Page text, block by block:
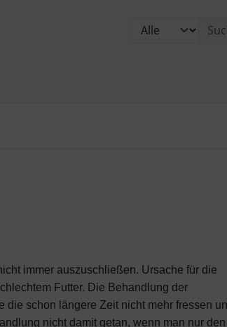
immer auszuschließen. Ursache für die
Futter. Die Behandlung der
schon längere Zeit nicht mehr fressen
nicht damit getan, wenn man nur den